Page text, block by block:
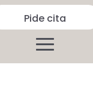
Pide cita